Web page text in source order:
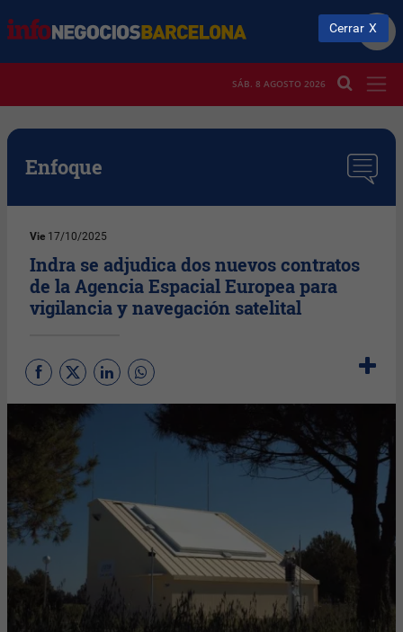
SÁB. 8 AGOSTO 2026
Enfoque
Vie 17/10/2025
Indra se adjudica dos nuevos contratos
de la Agencia Espacial Europea para
vigilancia y navegación satelital
Cerrar